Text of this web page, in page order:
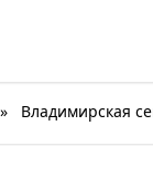
Владимирская